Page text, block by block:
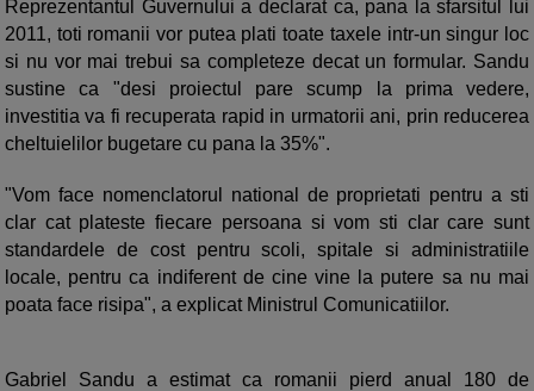
Reprezentantul Guvernului a declarat ca, pana la sfarsitul lui
2011, toti romanii vor putea plati toate taxele intr-un singur loc
si nu vor mai trebui sa completeze decat un formular. Sandu
sustine ca "desi proiectul pare scump la prima vedere,
investitia va fi recuperata rapid in urmatorii ani, prin reducerea
cheltuielilor bugetare cu pana la 35%".
"Vom face nomenclatorul national de proprietati pentru a sti
clar cat plateste fiecare persoana si vom sti clar care sunt
standardele de cost pentru scoli, spitale si administratiile
locale, pentru ca indiferent de cine vine la putere sa nu mai
poata face risipa", a explicat Ministrul Comunicatiilor.
Gabriel Sandu a estimat ca romanii pierd anual 180 de